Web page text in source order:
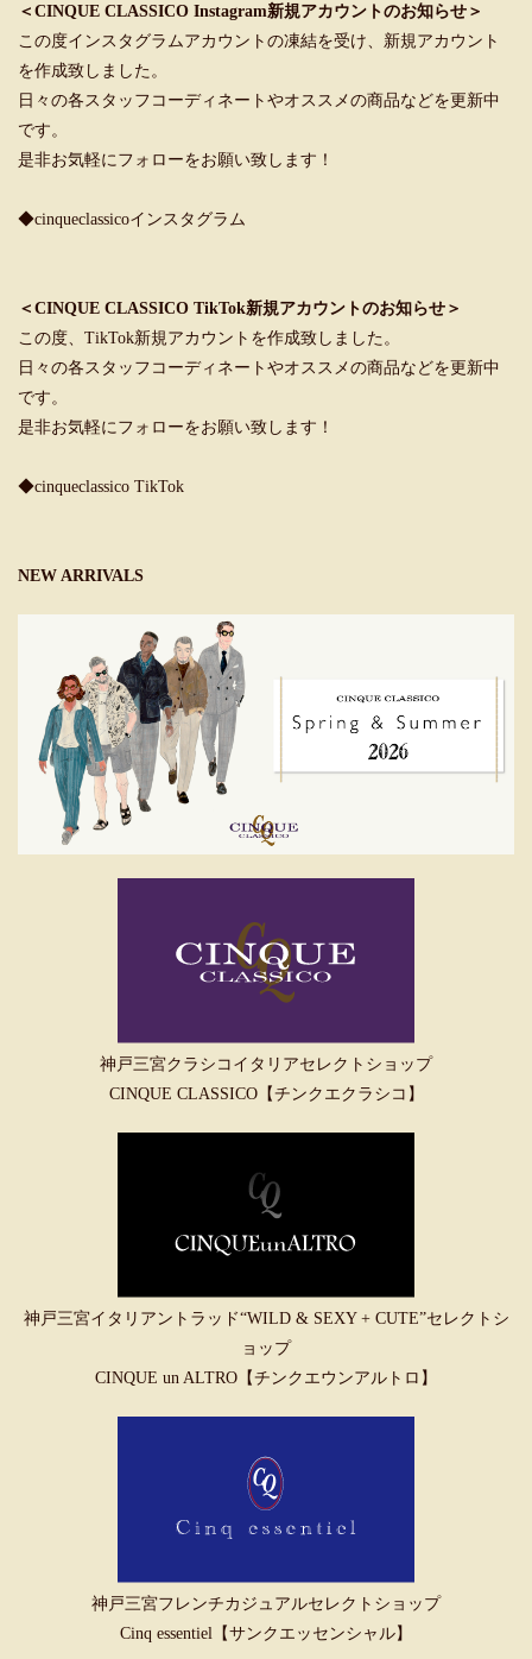
＜CINQUE CLASSICO Instagram新規アカウントのお知らせ＞
この度インスタグラムアカウントの凍結を受け、新規アカウント
を作成致しました。
日々の各スタッフコーディネートやオススメの商品などを更新中
です。
是非お気軽にフォローをお願い致します！
◆cinqueclassicoインスタグラム
＜CINQUE CLASSICO TikTok新規アカウントのお知らせ＞
この度、TikTok新規アカウントを作成致しました。
日々の各スタッフコーディネートやオススメの商品などを更新中
です。
是非お気軽にフォローをお願い致します！
◆cinqueclassico TikTok
NEW ARRIVALS
神戸三宮クラシコイタリアセレクトショップ
CINQUE CLASSICO【チンクエクラシコ】
神戸三宮イタリアントラッド“WILD & SEXY + CUTE”セレクトシ
ョップ
CINQUE un ALTRO【チンクエウンアルトロ】
神戸三宮フレンチカジュアルセレクトショップ
Cinq essentiel【サンクエッセンシャル】